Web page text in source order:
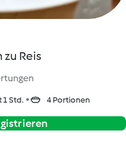
Reis
1 Std. 4 Portionen